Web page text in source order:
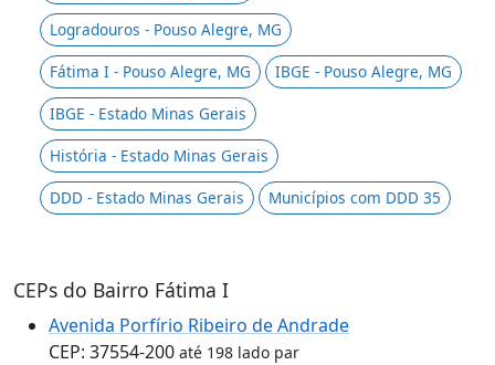
Logradouros - Pouso Alegre, MG
Fátima I - Pouso Alegre, MG
IBGE - Pouso Alegre, MG
IBGE - Estado Minas Gerais
História - Estado Minas Gerais
DDD - Estado Minas Gerais
Municípios com DDD 35
CEPs do Bairro Fátima I
Avenida Porfírio Ribeiro de Andrade
CEP: 37554-200 até 198 lado par